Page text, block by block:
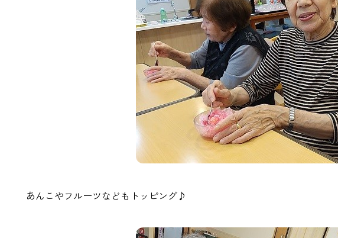
あんこやフルーツなどもトッピング♪